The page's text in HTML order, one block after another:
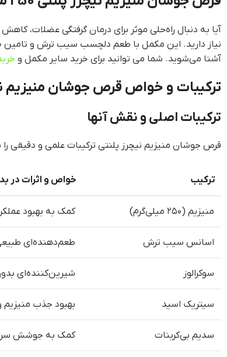
آیا به دنبال راه‌حلی موثر برای درمان گرفتگی عضلات،
آشنا می‌شوید. شما می توانید برای خرید سایر مکمل و
ترکیبات و خواص قرص جوشان منیزیم
ترکیبات اصلی و نقش آنها
قرص جوشان منیزیم نیچرز پلنتی ترکیبات علمی و
ترکیب خواص و اثرات در
منیزیم (۲۵۰ میلی‌گرم) کمک به بهبود
اسانس سیب ترش طعم‌دهنده‌ای
سوکرالوز شیرین‌کننده‌ای
سیتریک اسید بهبود جذب
سدیم بی‌کربنات کمک به جوشش